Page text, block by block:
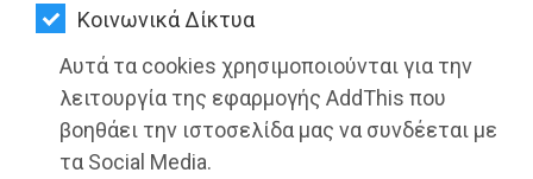
Kοινωνικά Δίκτυα
Αυτά τα cookies χρησιμοποιούνται για την
λειτουργία της εφαρμογής AddThis που
βοηθάει την ιστοσελίδα μας να συνδέεται με
τα Social Media.
ΨΙΘΥΡΟΙ
ΑΠΟΣΤΟΛΗ
ΑΡΘΡΩΝ
Από τo Dimotisnews